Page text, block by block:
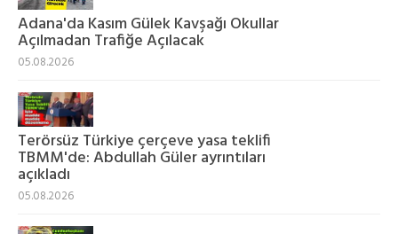
Adana'da Kasım Gülek Kavşağı Okullar
Açılmadan Trafiğe Açılacak
05.08.2026
Terörsüz Türkiye çerçeve yasa teklifi
TBMM'de: Abdullah Güler ayrıntıları
açıkladı
05.08.2026